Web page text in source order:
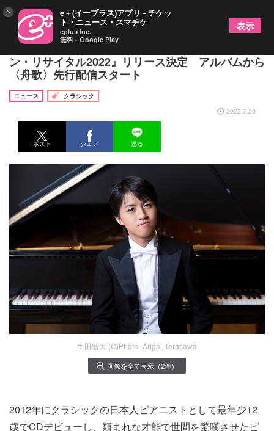
ピアニスト・牛田智大、ニュー・アルバム『ショパ
ン・リサイタル2022』リリース決定 アルバムから
〈舟歌〉先行配信スタート
ニュース
クラシック
2022.7.20
ポスト シェア 送る
牛田智大 (C)Photo_Ariga_Terasawa
画像を全て表示（2件）
2012年にクラシックの日本人ピアニストとして最年少12
歳でCDデビューし、類まれな才能で世間を驚嘆させたピ
× e＋(イープラス)アプリ - チケッ
ト・ニュース・スマチケ
eplus inc.
無料 - Google Play
表示